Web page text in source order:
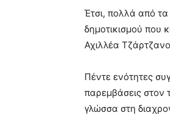
Έτσι, πολλά από
δημοτικισμού που
Αχιλλέα
Πέντε ενότητες
παρεμβάσεις στον
γλώσσα στη